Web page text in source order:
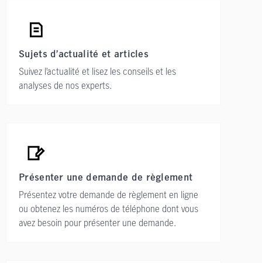
Sujets d’actualité et articles
Suivez l’actualité et lisez les conseils et les
analyses de nos experts.
Présenter une demande de règlement
Présentez votre demande de règlement en ligne
ou obtenez les numéros de téléphone dont vous
avez besoin pour présenter une demande.